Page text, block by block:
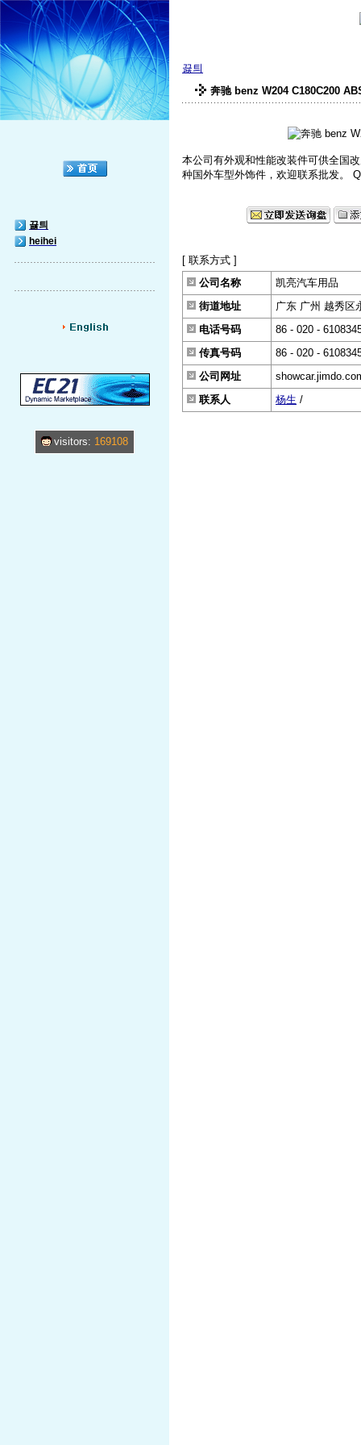
끓틔
heihei
visitors: 169108
끓틔
奔驰 benz W204 C180C200
本公司有外观和性能改装件可供全国
种国外车型外饰件，欢迎联系批发。
[ 联系方式 ]
公司名称
凯亮汽车用品
街道地址
广东 广州 越秀区
电话号码
86 - 020 -
传真号码
86 - 020 -
公司网址
联系人
杨生 /